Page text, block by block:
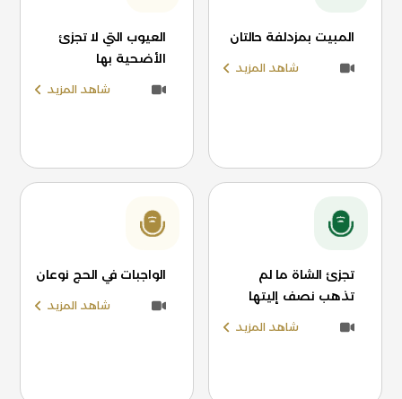
المبيت بمزدلفة حالتان
شاهد المزيد
العيوب التي لا تجزئ
الأضحية بها
شاهد المزيد
تجزئ الشاة ما لم
تذهب نصف إليتها
شاهد المزيد
الواجبات في الحج نوعان
شاهد المزيد